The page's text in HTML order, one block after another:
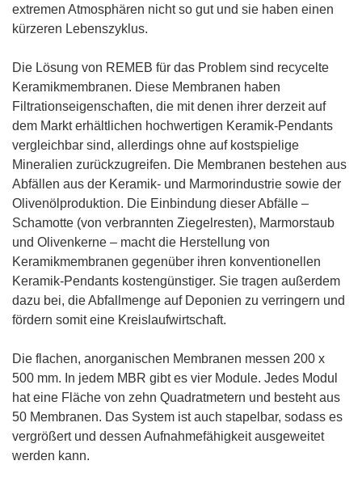
extremen Atmosphären nicht so gut und sie haben einen
kürzeren Lebenszyklus.
Die Lösung von REMEB für das Problem sind recycelte
Keramikmembranen. Diese Membranen haben
Filtrationseigenschaften, die mit denen ihrer derzeit auf
dem Markt erhältlichen hochwertigen Keramik-Pendants
vergleichbar sind, allerdings ohne auf kostspielige
Mineralien zurückzugreifen. Die Membranen bestehen aus
Abfällen aus der Keramik- und Marmorindustrie sowie der
Olivenölproduktion. Die Einbindung dieser Abfälle –
Schamotte (von verbrannten Ziegelresten), Marmorstaub
und Olivenkerne – macht die Herstellung von
Keramikmembranen gegenüber ihren konventionellen
Keramik-Pendants kostengünstiger. Sie tragen außerdem
dazu bei, die Abfallmenge auf Deponien zu verringern und
fördern somit eine Kreislaufwirtschaft.
Die flachen, anorganischen Membranen messen 200 x
500 mm. In jedem MBR gibt es vier Module. Jedes Modul
hat eine Fläche von zehn Quadratmetern und besteht aus
50 Membranen. Das System ist auch stapelbar, sodass es
vergrößert und dessen Aufnahmefähigkeit ausgeweitet
werden kann.